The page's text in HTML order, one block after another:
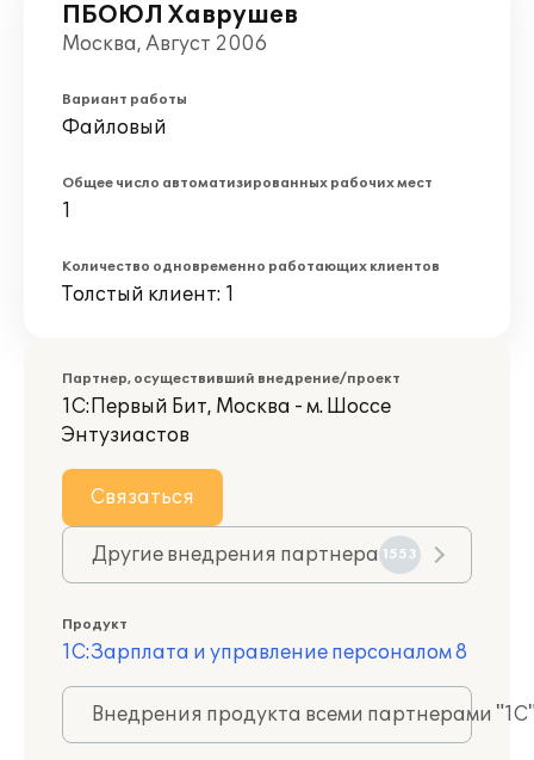
ПБОЮЛ Хаврушев
Москва, Август 2006
Вариант работы
Файловый
Общее число автоматизированных рабочих мест
1
Количество одновременно работающих клиентов
Толстый клиент: 1
Партнер, осуществивший внедрение/проект
1С:Первый Бит, Москва - м. Шоссе
Энтузиастов
Связаться
Другие внедрения партнера 1553
Продукт
1С:Зарплата и управление персоналом 8
Внедрения продукта всеми партнерами